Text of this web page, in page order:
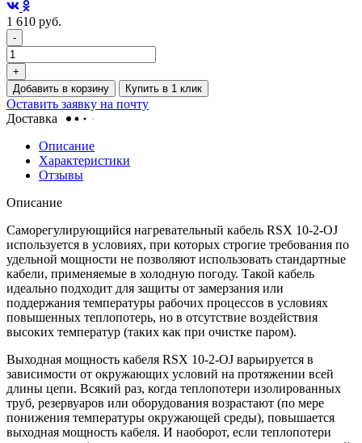
1 610 руб.
-
+
Добавить в корзину
Купить в 1 клик
Оставить заявку на почту
Доставка
Описание
Характеристики
Отзывы
Описание
Саморегулирующийся нагревательный кабель RSX 10-2-OJ
используется в условиях, при которых строгие требования по
удельной мощности не позволяют использовать стандартные
кабели, применяемые в холодную погоду. Такой кабель
идеально подходит для защиты от замерзания или
поддержания температуры рабочих процессов в условиях
повышенных теплопотерь, но в отсутствие воздействия
высоких температур (таких как при очистке паром).
Выходная мощность кабеля RSX 10-2-OJ варьируется в
зависимости от окружающих условий на протяжении всей
длины цепи. Всякий раз, когда теплопотери изолированных
труб, резервуаров или оборудования возрастают (по мере
понижения температуры окружающей среды), повышается
выходная мощность кабеля. И наоборот, если теплопотери